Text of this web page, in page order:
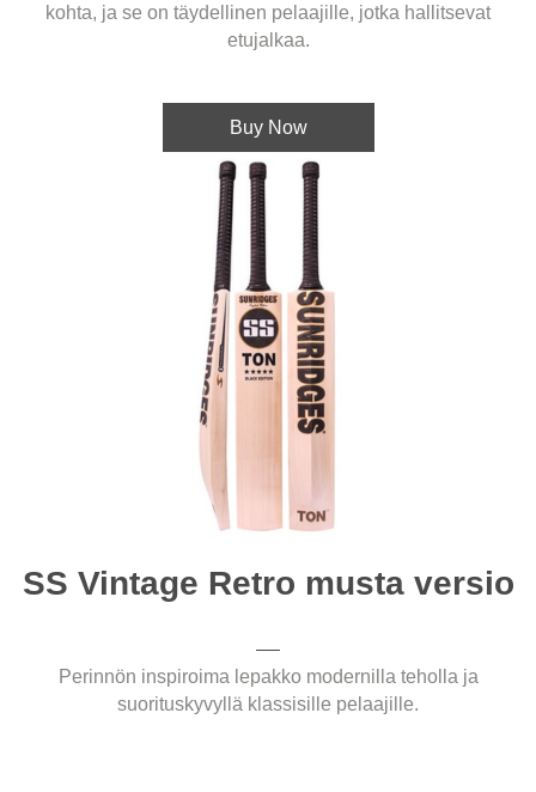
kohta, ja se on täydellinen pelaajille, jotka hallitsevat
etujalkaa.
Buy Now
SS Vintage Retro musta versio
Perinnön inspiroima lepakko modernilla teholla ja
suorituskyvyllä klassisille pelaajille.